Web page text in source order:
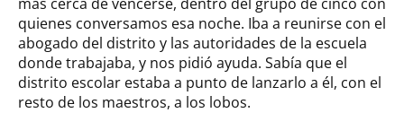
quienes conversamos esa noche. Iba a reunirse con el
abogado del distrito y las autoridades de la escuela
donde trabajaba, y nos pidió ayuda. Sabía que el
distrito escolar estaba a punto de lanzarlo a él, con el
resto de los maestros, a los lobos.